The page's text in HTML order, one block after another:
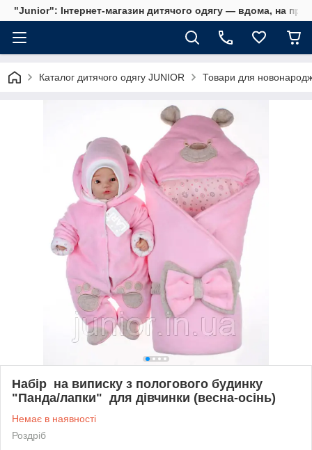
"Junior": Інтернет-магазин дитячого одягу — вдома, на
Каталог дитячого одягу JUNIOR Товари для
Набір на виписку з пологового будинку
"Панда/лапки" для дівчинки (весна-осінь)
Немає в наявності
Роздріб